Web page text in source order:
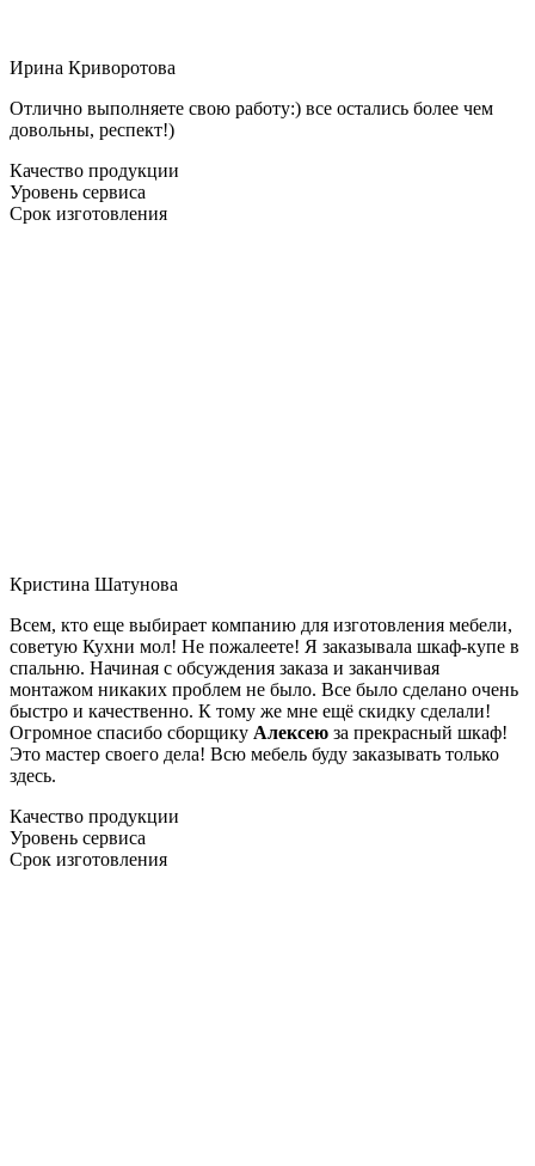
Ирина Криворотова
Отлично выполняете свою работу:) все остались более чем
довольны, респект!)
Качество продукции
Уровень сервиса
Срок изготовления
Кристина Шатунова
Всем, кто еще выбирает компанию для изготовления мебели,
советую Кухни мол! Не пожалеете! Я заказывала шкаф-купе в
спальню. Начиная с обсуждения заказа и заканчивая
монтажом никаких проблем не было. Все было сделано очень
быстро и качественно. К тому же мне ещё скидку сделали!
Огромное спасибо сборщику Алексею за прекрасный шкаф!
Это мастер своего дела! Всю мебель буду заказывать только
здесь.
Качество продукции
Уровень сервиса
Срок изготовления